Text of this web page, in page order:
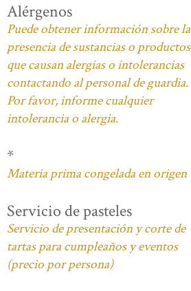
Alérgenos
Puede obtener información sobre la
presencia de sustancias o productos
que causan alergias o intolerancias
contactando al personal de guardia.
Por favor, informe cualquier
intolerancia o alergia.
*
Materia prima congelada en origen
Servicio de pasteles
Servicio de presentación y corte de
tartas para cumpleaños y eventos
(precio por persona)